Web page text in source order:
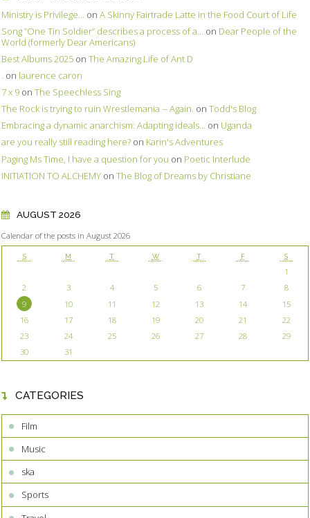
Ministry is Privilege... on A Skinny Fairtrade Latte in the Food Court of Life
Song ”One Tin Soldier” describes a process of a... on Dear People of the
World (formerly Dear Americans)
Best Albums 2025 on The Amazing Life of Ant D
. on laurence caron
7 x 9 on The Speechless Sing
The Rock is trying to ruin Wrestlemania -- Again. on Todd's Blog
Embracing a dynamic anarchism: Adapting ideals... on Uganda
are you really still reading here? on Karin's Adventures
Paging Ms Time, I have a question for you on Poetic Interlude
INITIATION TO ALCHEMY on The Blog of Dreams by Christiane
AUGUST 2026
Calendar of the posts in August 2026
S M T W T F S
1
2
3 4 5 6 7
8
9
10 11 12 13 14
15
16
17 18 19 20 21
22
23
24 25 26 27 28
29
30
31
CATEGORIES
Film
Music
ska
Sports